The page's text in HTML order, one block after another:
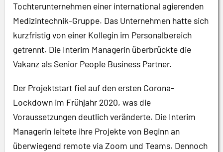
Tochterunternehmen einer international agierenden
Medizintechnik-Gruppe. Das Unternehmen hatte sich
kurzfristig von einer Kollegin im Personalbereich
getrennt. Die Interim Managerin überbrückte die
Vakanz als Senior People Business Partner.
Der Projektstart fiel auf den ersten Corona-
Lockdown im Frühjahr 2020, was die
Voraussetzungen deutlich veränderte. Die Interim
Managerin leitete ihre Projekte von Beginn an
überwiegend remote via Zoom und Teams. Dennoch